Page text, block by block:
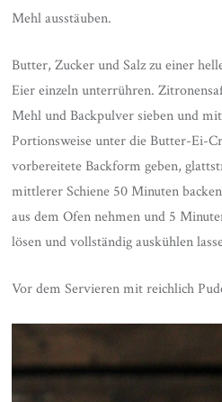
Mehl ausstäuben.
Butter, Zucker und Salz zu einer
Eier einzeln unterrühren.
Mehl und Backpulver sieben und
Portionsweise unter die Butter-Ei-
vorbereitete Backform geben,
mittlerer Schiene 50 Minuten
aus dem Ofen nehmen und 5
lösen und vollständig auskühlen
Vor dem Servieren mit reichlich